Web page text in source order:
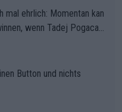
mal ehrlich: Momentan kan
wenn Tadej Pogacar
Button und nichts